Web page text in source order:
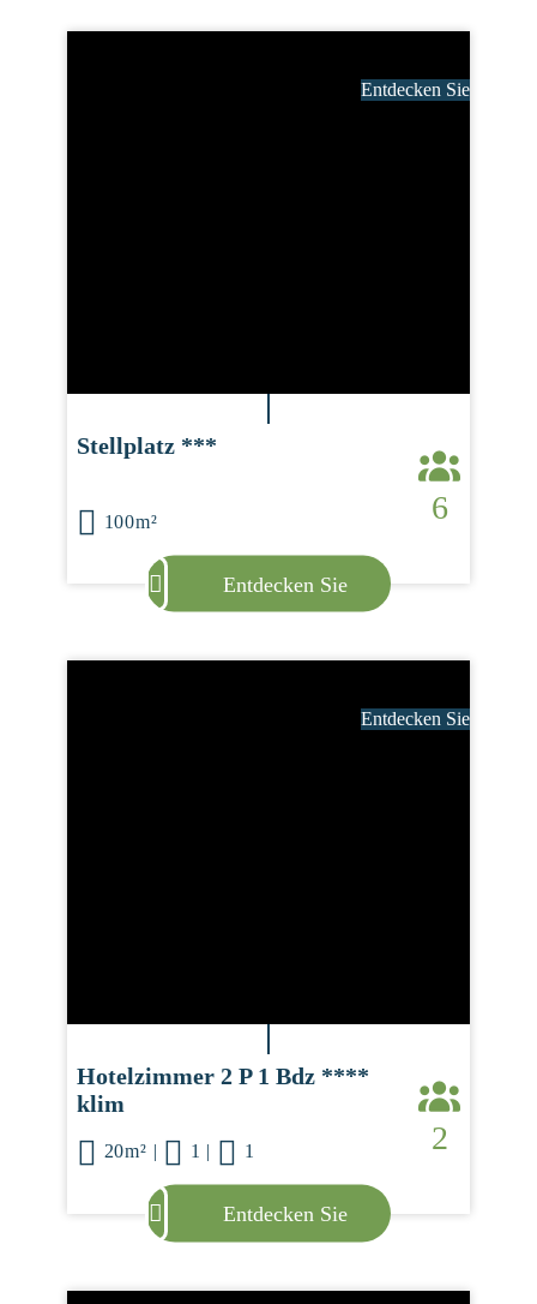
Entdecken Sie
Stellplatz ***
100m² 6
Entdecken Sie
Entdecken Sie
Hotelzimmer 2 P 1 Bdz ****
klim
20m² | 1 | 1 2
Entdecken Sie